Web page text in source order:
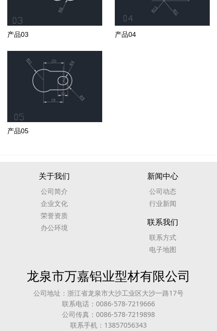
产品03 产品04
产品05
关于我们
公司简介
企业文化
荣誉资质
办公环境
新闻中心
公司动态
行业新闻
联系我们
联系方式
电子地图
龙泉市万嘉铝业型材有限公司
公司地址：浙江省龙泉市大沙工业区大沙一路17号
联系电话：0086-578-7219666
公司传真：0086-578-7219898
联系手机：13857056343